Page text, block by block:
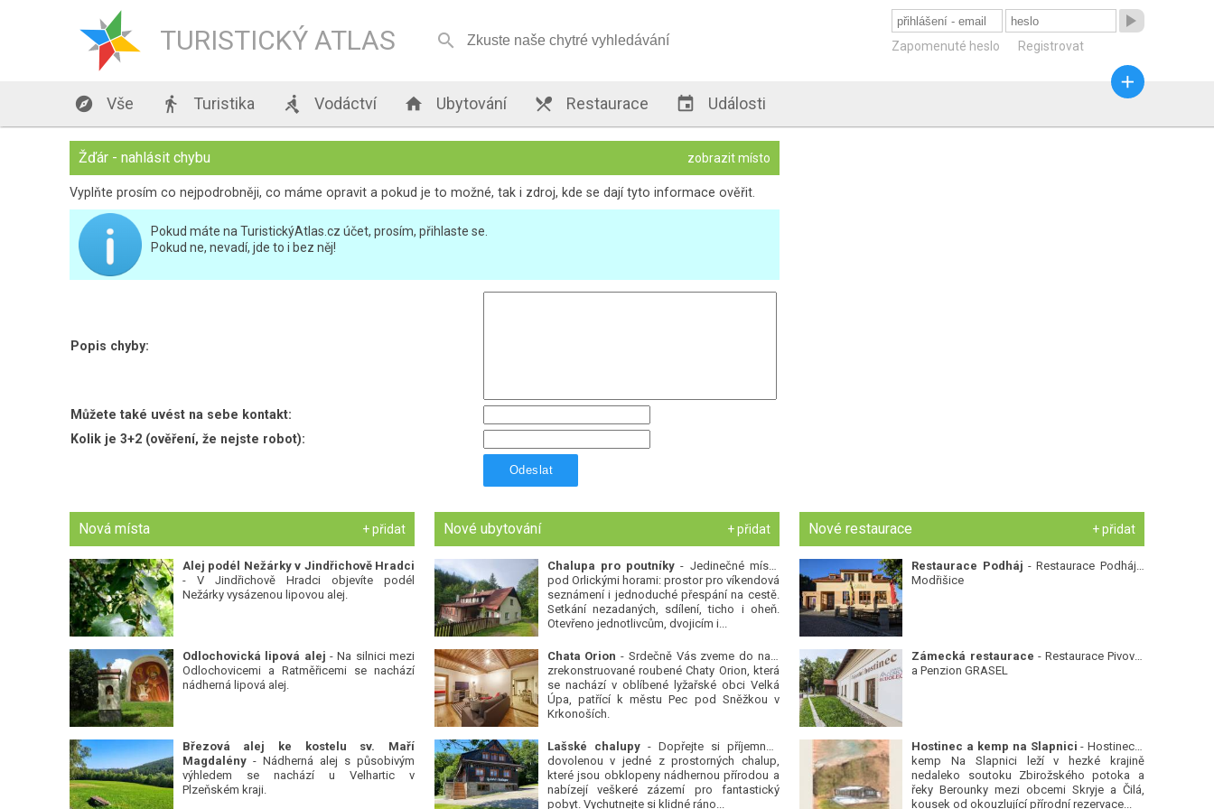
TURISTICKÝ ATLAS 

Zapomenuté heslo Registrovat
 Vše  Turistika  Vodáctví  Ubytování  Restaurace  Události

Žďár - nahlásit chybu zobrazit místo
Vyplňte prosím co nejpodrobněji, co máme opravit a pokud je to možné, tak i zdroj, kde se dají tyto informace ověřit.
Pokud máte na TuristickýAtlas.cz účet, prosím, přihlaste se.
Pokud ne, nevadí, jde to i bez něj!
Popis chyby:
Můžete také uvést na sebe kontakt:
Kolik je 3+2 (ověření, že nejste robot):
Odeslat
Nová místa + přidat
Alej podél Nežárky v Jindřichově Hradci
- V Jindřichově Hradci objevíte podél
Nežárky vysázenou lipovou alej.
Odlochovická lipová alej - Na silnici mezi
Odlochovicemi a Ratměřicemi se nachází
nádherná lipová alej.
Březová alej ke kostelu sv. Maří
Magdalény- Nádherná alej s působivým
výhledem se nachází u Velhartic v
Plzeňském kraji.
Nové ubytování + přidat
Chalupa pro poutníky - Jedinečné místo
pod Orlickými horami: prostor pro víkendová
seznámení i jednoduché přespání na cestě.
Setkání nezadaných, sdílení, ticho i oheň.
Otevřeno jednotlivcům, dvojicím i...
Chata Orion - Srdečně Vás zveme do naší
zrekonstruované roubené Chaty Orion, která
se nachází v oblíbené lyžařské obci Velká
Úpa, patřící k městu Pec pod Sněžkou v
Krkonoších.
Lašské chalupy- Dopřejte si příjemnou
dovolenou v jedné z prostorných chalup,
které jsou obklopeny nádhernou přírodou a
nabízejí veškeré zázemí pro fantastický
pobyt. Vychutnejte si klidné ráno...
Nové restaurace + přidat
Restaurace Podháj - Restaurace Podháj -
Modřišice
Zámecká restaurace - Restaurace Pivovar
a Penzion GRASEL
Hostinec a kemp na Slapnici - Hostinec a
kemp Na Slapnici leží v hezké krajině
nedaleko soutoku Zbirožského potoka a
řeky Berounky mezi obcemi Skryje a Čilá,
kousek od okouzlující přírodní rezervace...